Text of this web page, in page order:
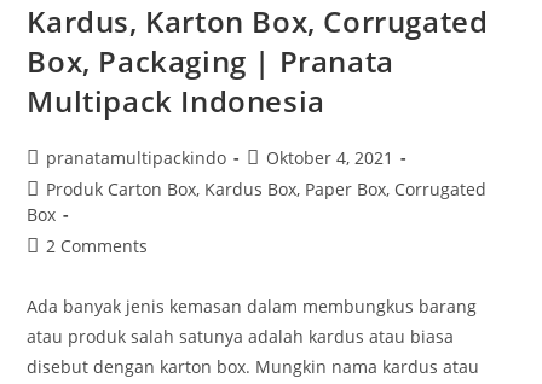
Kardus, Karton Box, Corrugated
Box, Packaging | Pranata
Multipack Indonesia
pranatamultipackindo
Oktober 4, 2021
Produk Carton Box, Kardus Box, Paper Box, Corrugated
Box
2 Comments
Ada banyak jenis kemasan dalam membungkus barang
atau produk salah satunya adalah kardus atau biasa
disebut dengan karton box. Mungkin nama kardus atau